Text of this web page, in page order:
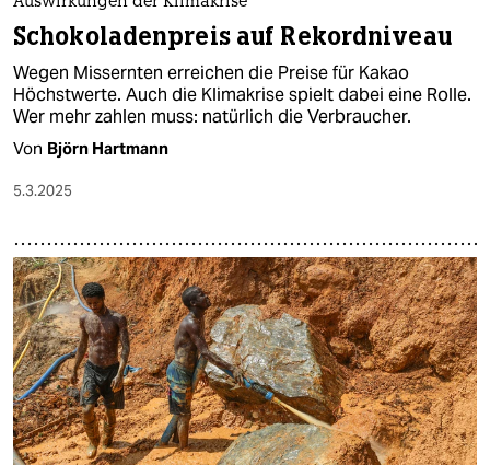
Schokoladenpreis auf Rekordniveau
Wegen Missernten erreichen die Preise für Kakao
Höchstwerte. Auch die Klimakrise spielt dabei eine Rolle.
Wer mehr zahlen muss: natürlich die Verbraucher.
Von Björn Hartmann
5.3.2025